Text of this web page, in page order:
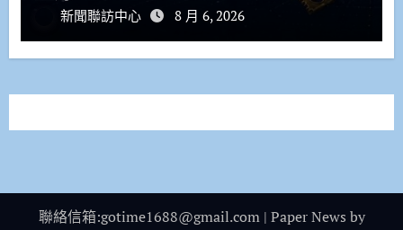
新聞聯訪中心 8 月 6, 2026
聯絡信箱:gotime1688@gmail.com | Paper News by